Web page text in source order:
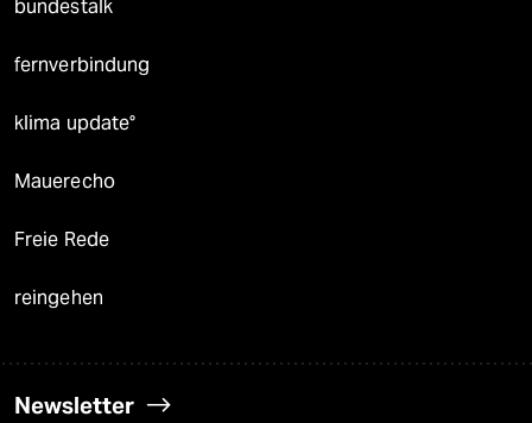
bundestalk
fernverbindung
klima update°
Mauerecho
Freie Rede
reingehen
Newsletter